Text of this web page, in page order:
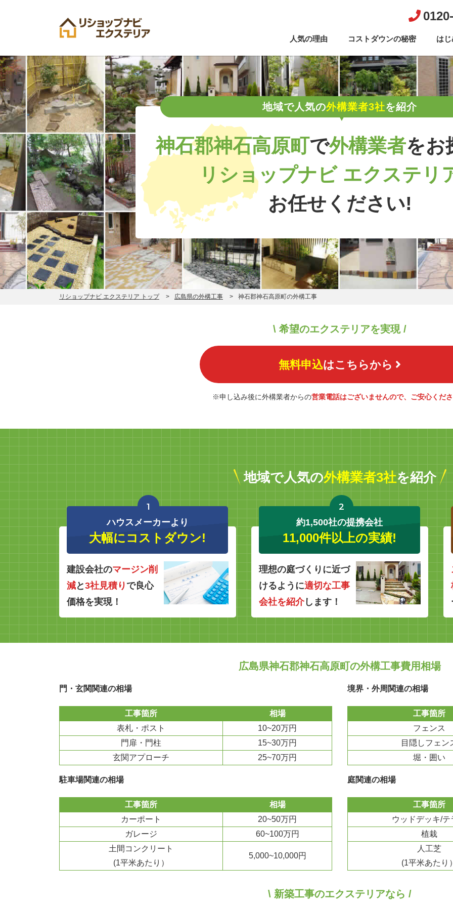
人気の理由 コストダウンの秘密 は
地域で人気の外構業者3社を紹介
神石郡神石高原町で外構業者をお
リショップナビ エクステリ
お任せください!
リショップナビ エクステリア トップ 広島県の外構工事 神石郡神石高原町の外構工事
\ 希望のエクステリアを実現 /
無料申込はこちらから
※申し込み後に外構業者からの営業電話はございませんので、ご安心くだ
地域で人気の外構業者3社を紹介
1
ハウスメーカーより
大幅にコストダウン!
建設会社のマージン削
減と3社見積り で良心
価格を実現！
2
約1,500社の提携会社
11,000件以上の実績!
理想の庭づくりに近づ
けるように適切な工事
会社を紹介します！
広島県神石郡神石高原町の外構工事費用相場
門・玄関関連の相場
工事箇所
相場
表札・ポスト
10~20万円
門扉・門柱
15~30万円
玄関アプローチ
25~70万円
境界・外周関連の相場
工事箇所
フェンス
目隠しフェン
堀・囲い
駐車場関連の相場
工事箇所
相場
カーポート
20~50万円
ガレージ
60~100万円
土間コンクリート
(1平米あたり）
5,000~10,000円
庭関連の相場
工事箇所
ウッドデッキ/テ
植栽
人工芝
(1平米あたり
\ 新築工事のエクステリアなら /